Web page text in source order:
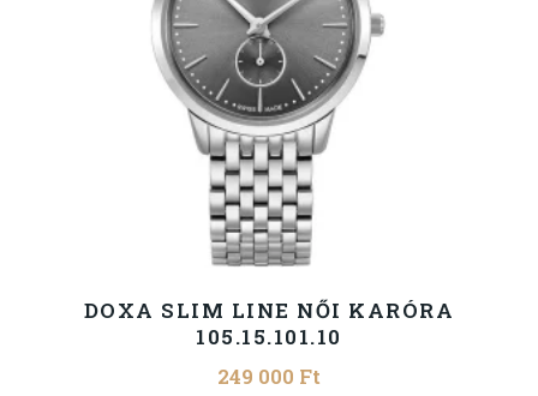
DOXA SLIM LINE NŐI KARÓRA
105.15.101.10
249 000 Ft